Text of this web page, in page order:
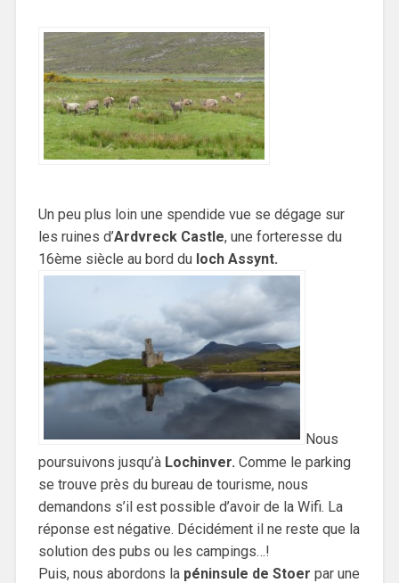
Un peu plus loin une spendide vue se dégage sur
les ruines d’Ardvreck Castle, une forteresse du
16ème siècle au bord duloch Assynt.
Nous
poursuivons jusqu’à Lochinver. Comme le parking
se trouve près du bureau de tourisme, nous
demandons s’il est possible d’avoir de la Wifi. La
réponse est négative. Décidément il ne reste que la
solution des pubs ou les campings…!
Puis, nous abordons la péninsule de Stoer par une